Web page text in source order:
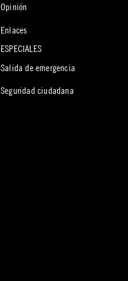
Opinión
Enlaces
ESPECIALES
Salida de emergencia
Seguridad ciudadana